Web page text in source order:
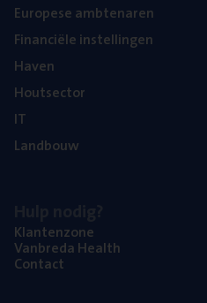
Euro­pe­se ambtenaren
Finan­ci­ë­le instellingen
Haven
Hout­sec­tor
IT
Land­bouw
Klan­ten­zo­ne
Van­b­re­da Health
Con­tact